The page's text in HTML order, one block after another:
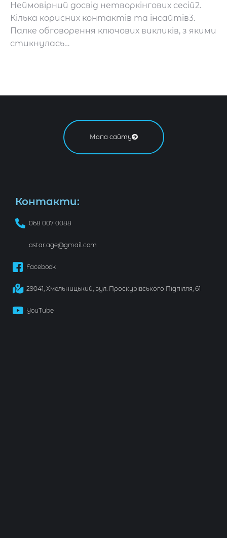
Неймовірний досвід нетворкінгових сесій2.
Кілька корисних контактів та інсайтів3.
Палке обговорення ключових викликів, з якими
стикнулась…
Мапа сайту
Контакти:
068 007 0088
astar.age@gmail.com
Facebook
29041, Хмельницький, вул. Проскурівського Підпілля, 61
YouTube